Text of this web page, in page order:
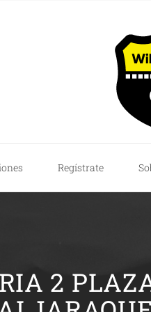
Regístrate
2